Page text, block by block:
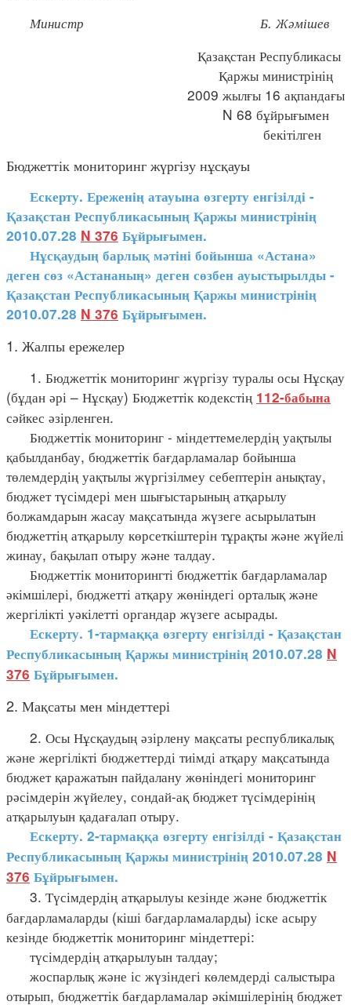
Министр Б. Жәмішев
Қазақстан Республикасы
Қаржы министрінің
2009 жылғы 16 ақпандағы
N 68 бұйрығымен
бекітілген
Бюджеттік мониторинг жүргізу нұсқауы
Ескерту. Ереженің атауына өзгерту енгізілді -
Қазақстан Республикасының Қаржы министрінің
2010.07.28 N 376 Бұйрығымен.
Нұсқаудың барлық мәтіні бойынша «Астана»
деген сөз «Астананың» деген сөзбен ауыстырылды -
Қазақстан Республикасының Қаржы министрінің
2010.07.28 N 376 Бұйрығымен.
1. Жалпы ережелер
1. Бюджеттік мониторинг жүргізу туралы осы Нұсқау
(бұдан әрі – Нұсқау) Бюджеттік кодекстің 112-бабына
сәйкес әзірленген.
Бюджеттік мониторинг - міндеттемелердің уақтылы
қабылданбау, бюджеттік бағдарламалар бойынша
төлемдердің уақтылы жүргізілмеу себептерін анықтау,
бюджет түсімдері мен шығыстарының атқарылу
болжамдарын жасау мақсатында жүзеге асырылатын
бюджеттің атқарылу көрсеткіштерін тұрақты және жүйелі
жинау, бақылап отыру және талдау.
Бюджеттік мониторингті бюджеттік бағдарламалар
әкімшілері, бюджетті атқару жөніндегі орталық және
жергілікті уәкілетті органдар жүзеге асырады.
Ескерту. 1-тармаққа өзгерту енгізілді - Қазақстан
Республикасының Қаржы министрінің 2010.07.28 N
376 Бұйрығымен.
2. Мақсаты мен міндеттері
2. Осы Нұсқаудың әзірлену мақсаты республикалық
және жергілікті бюджеттерді тиімді атқару мақсатында
бюджет қаражатын пайдалану жөніндегі мониторинг
рәсімдерін жүйелеу, сондай-ақ бюджет түсімдерінің
атқарылуын қадағалап отыру.
Ескерту. 2-тармаққа өзгерту енгізілді - Қазақстан
Республикасының Қаржы министрінің 2010.07.28 N
376 Бұйрығымен.
3. Түсімдердің атқарылуы кезінде және бюджеттік
бағдарламаларды (кіші бағдарламаларды) іске асыру
кезінде бюджеттік мониторинг міндеттері:
түсімдердің атқарылуын талдау;
жоспарлық және іс жүзіндегі көлемдерді салыстыра
отырып, бюджеттік бағдарламалар әкімшілерінің бюджет